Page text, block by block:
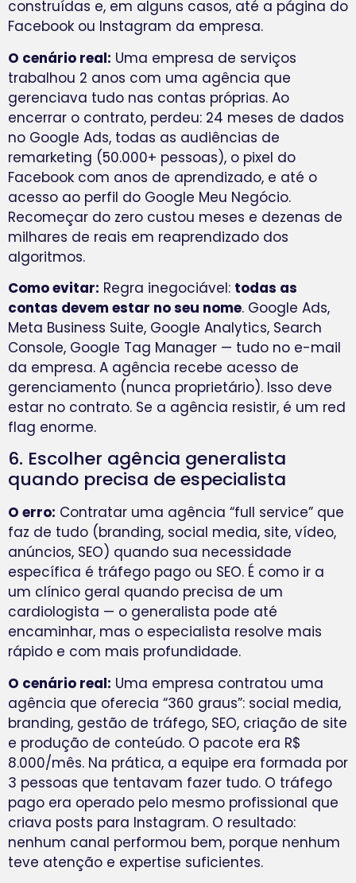
construídas e, em alguns casos, até a página do
Facebook ou Instagram da empresa.
O cenário real: Uma empresa de serviços
trabalhou 2 anos com uma agência que
gerenciava tudo nas contas próprias. Ao
encerrar o contrato, perdeu: 24 meses de dados
no Google Ads, todas as audiências de
remarketing (50.000+ pessoas), o pixel do
Facebook com anos de aprendizado, e até o
acesso ao perfil do Google Meu Negócio.
Recomeçar do zero custou meses e dezenas de
milhares de reais em reaprendizado dos
algoritmos.
Como evitar: Regra inegociável: todas as
contas devem estar no seu nome. Google Ads,
Meta Business Suite, Google Analytics, Search
Console, Google Tag Manager — tudo no e-mail
da empresa. A agência recebe acesso de
gerenciamento (nunca proprietário). Isso deve
estar no contrato. Se a agência resistir, é um red
flag enorme.
6. Escolher agência generalista
quando precisa de especialista
O erro: Contratar uma agência “full service” que
faz de tudo (branding, social media, site, vídeo,
anúncios, SEO) quando sua necessidade
específica é tráfego pago ou SEO. É como ir a
um clínico geral quando precisa de um
cardiologista — o generalista pode até
encaminhar, mas o especialista resolve mais
rápido e com mais profundidade.
O cenário real: Uma empresa contratou uma
agência que oferecia “360 graus”: social media,
branding, gestão de tráfego, SEO, criação de site
e produção de conteúdo. O pacote era R$
8.000/mês. Na prática, a equipe era formada por
3 pessoas que tentavam fazer tudo. O tráfego
pago era operado pelo mesmo profissional que
criava posts para Instagram. O resultado:
nenhum canal performou bem, porque nenhum
teve atenção e expertise suficientes.